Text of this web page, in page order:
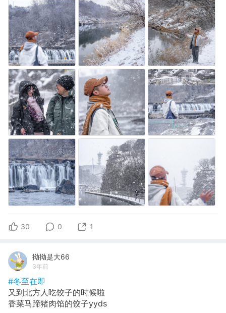
30 0 1
拗拗是大66
3年前
#冬至在即
又到北方人吃饺子的时候啦
香菜马蹄猪肉馅的饺子yyds